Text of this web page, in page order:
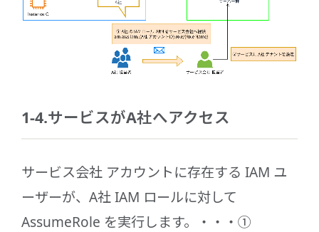
1-4.サービスがA社へアクセス
サービス会社 アカウントに存在する IAM ユ
ーザーが、A社 IAM ロールに対して
AssumeRole を実行します。・・・①